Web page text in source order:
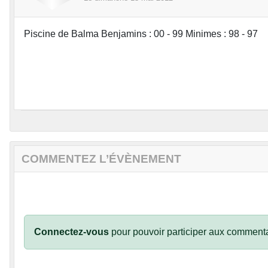
Piscine de Balma Benjamins : 00 - 99 Minimes : 98 - 97
COMMENTEZ L’ÉVÈNEMENT
Connectez-vous pour pouvoir participer aux